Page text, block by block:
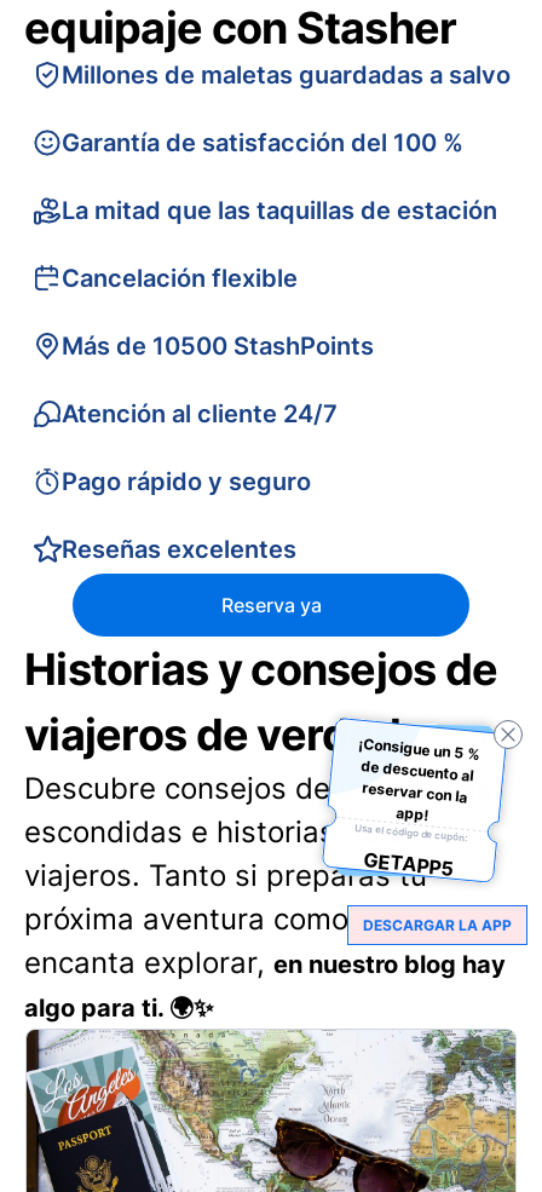
equipaje con Stasher
Millones de maletas guardadas a salvo
Garantía de satisfacción del 100 %
La mitad que las taquillas de estación
Cancelación flexible
Más de 10500 StashPoints
Atención al cliente 24/7
Pago rápido y seguro
Reseñas excelentes
Reserva ya
Historias y consejos de
viajeros de verdad
Descubre consejos de viaje, joyas
escondidas e historias de otros
viajeros. Tanto si preparas tu
próxima aventura como si te
encanta explorar, en nuestro blog hay
algo para ti. 🌍✨
¡Consigue un 5 %
de descuento al
reservar con la
app!
Usa el código de cupón:
GETAPP5
DESCARGAR LA APP